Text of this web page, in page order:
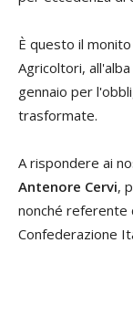
È questo il
Agricoltori,
gennaio per
trasformate.
A rispondere ai
Antenore Cervi,
nonché referente
Confederazione